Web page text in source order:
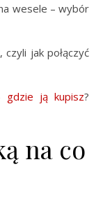
wesele – wybór
jak połączyć
gdzie ją kupisz?
na co